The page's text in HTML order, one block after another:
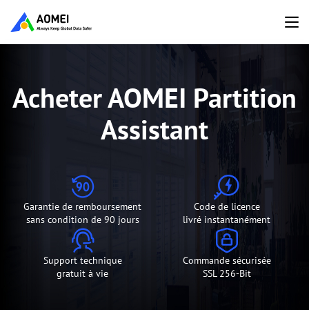
Acheter AOMEI Partition
Assistant
Garantie de remboursement
sans condition de 90 jours
Code de licence
livré instantanément
Support technique
gratuit à vie
Commande sécurisée
SSL 256-Bit